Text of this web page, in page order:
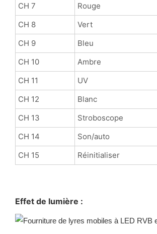
CH 7
Rouge
CH 8
Vert
CH 9
Bleu
CH 10
Ambre
CH 11
UV
CH 12
Blanc
CH 13
Stroboscope
CH 14
Son/auto
CH 15
Réinitialiser
Effet de lumière :